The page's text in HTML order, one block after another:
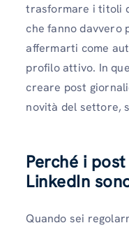
trasformare i titoli
che fanno davvero
affermarti come
profilo attivo. In
creare post
novità del settore,
Perché i
LinkedIn
Quando sei